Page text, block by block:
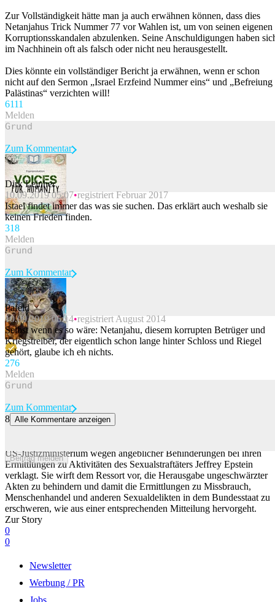
Zur Vollständigkeit hätte man ja auch erwähnen können, dass dies
Netanjahus Trick Nummer 77 vor Wahlen ist, um von seinen eigenen
Korruptionsskandalen abzulenken. Seine Anschuldigungen haben
im Nachhinein oft als falsch oder nicht neu herausgestellt.
Dies könnte ein vollständiger Bericht ja erwähnen, wenn er schon
nicht auf den Sermon „Israel Erzfeind Nummer eins“ und „Befreiung
Palästinas“ verzichten will!
6111
Melden
Beitrag melden
Zum Kommentar
Dirk Leinher
10.09.2019 05:07 registriert Februar 2017
Istael findet immer das was sie suchen. Das erklärt auch weshalb sie
keinen Frieden finden.
318
Melden
Beitrag melden
Zum Kommentar
Pafeld
10.09.2019 06:14 registriert August 2014
Selbst wenn es so wäre: Netanjahu, diesem korrupten Betrüger und
Kriegstreiber, der eigentlich schon lange hinter Schloss und Riegel
gehört, glaube ich eh nichts.
276
Melden
Beitrag melden
Zum Kommentar
8 Alle Kommentare anzeigen
US-Justizministerium wegen angeblicher Behinderungen bei ihren
Ermittlungen zu Aktivitäten des Sexualstraftäters Jeffrey Epstein
verklagt. Sie wirft dem Ressort vor, die Herausgabe ungeschwärzter
Akten zu behindern und damit die Ermittlungen zu Missbrauch,
Menschenhandel und anderen Sexualdelikten in dem Bundesstaat zu
erschweren, wie aus einer entsprechenden Mitteilung hervorgeht.
Zur Story
0
0
Newsletter
Werbung / PR